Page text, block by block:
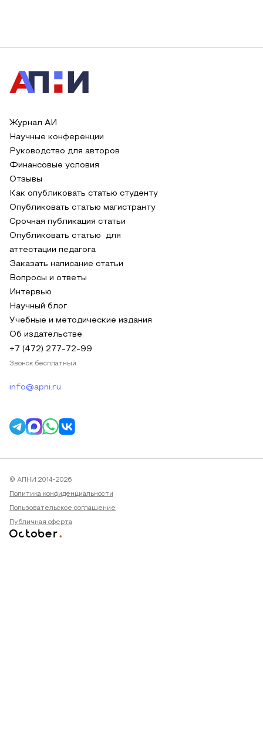
Журнал АИ
Научные конференции
Руководство для авторов
Финансовые условия
Отзывы
Как опубликовать статью студенту
Опубликовать статью магистранту
Срочная публикация статьи
Опубликовать статью для
аттестации педагога
Заказать написание статьи
Вопросы и ответы
Интервью
Научный блог
Учебные и методические издания
Об издательстве
+7 (472) 277-72-99
Звонок бесплатный
info@apni.ru
© АПНИ 2014-2026
Политика конфиденциальности
Пользовательское соглашение
Публичная оферта